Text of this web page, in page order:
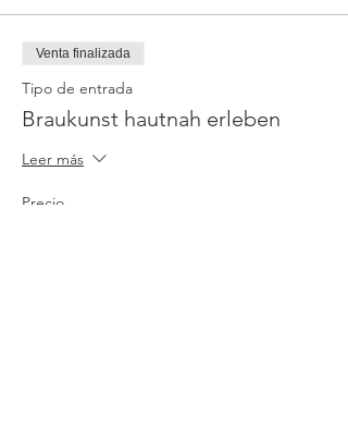
Venta finalizada
Tipo de entrada
Braukunst hautnah erleben
Leer más
Precio